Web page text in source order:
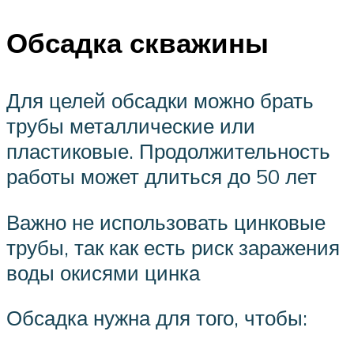
Обсадка скважины
Для целей обсадки можно брать
трубы металлические или
пластиковые. Продолжительность
работы может длиться до 50 лет
Важно не использовать цинковые
трубы, так как есть риск заражения
воды окисями цинка
Обсадка нужна для того, чтобы: